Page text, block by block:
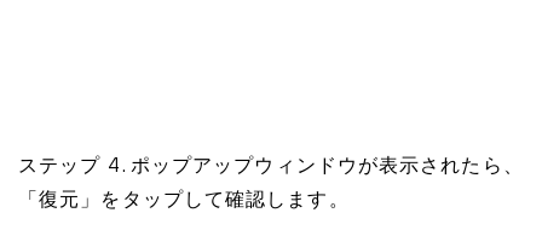
ステップ 4. ポップアップウィンドウが表示されたら、
「復元」をタップして確認します。